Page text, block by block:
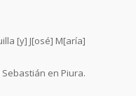
[y] J[osé] M[aría]
en Piura.